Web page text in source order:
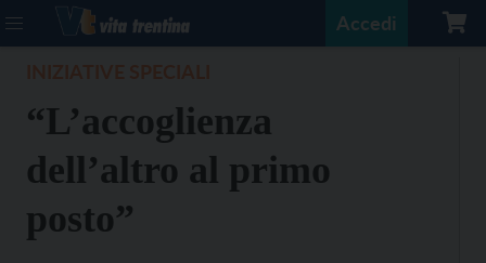
Accedi
“L’accoglienza
dell’altro al primo
posto”